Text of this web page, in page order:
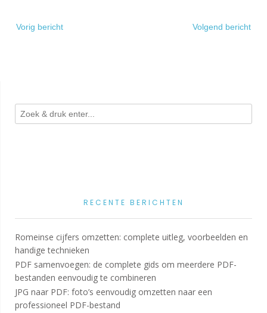
navigatie
Vorig bericht Volgend bericht
RECENTE BERICHTEN
Romeinse cijfers omzetten: complete uitleg, voorbeelden en
handige technieken
PDF samenvoegen: de complete gids om meerdere PDF-
bestanden eenvoudig te combineren
JPG naar PDF: foto’s eenvoudig omzetten naar een
professioneel PDF-bestand